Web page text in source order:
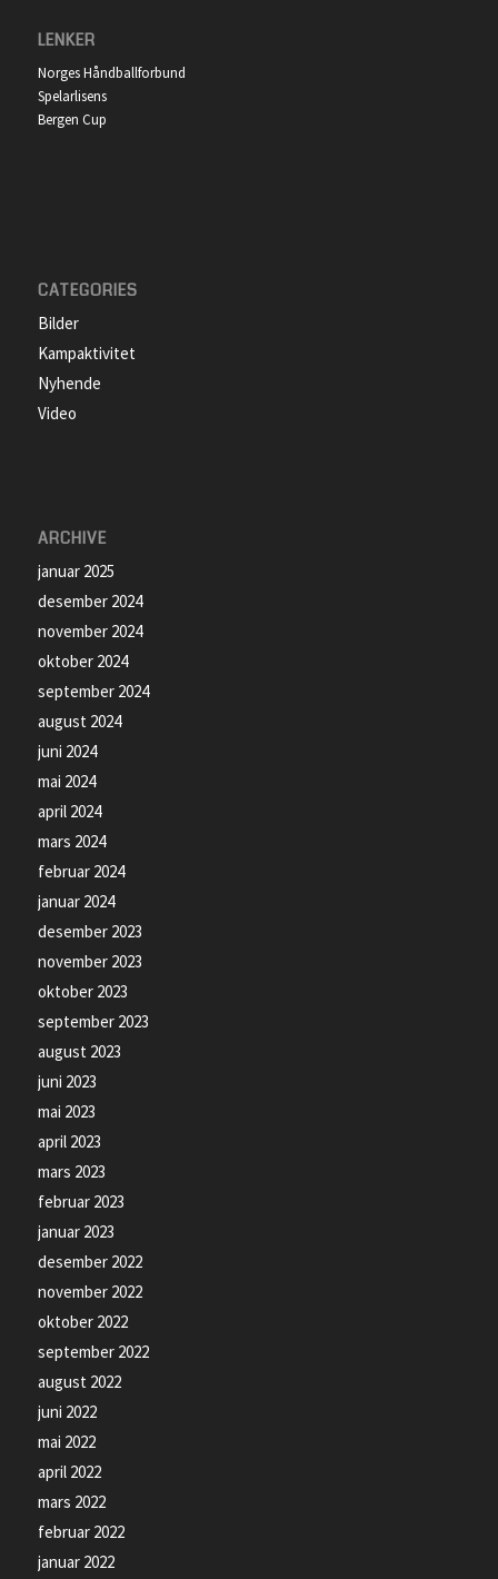
LENKER
Norges Håndballforbund
Spelarlisens
Bergen Cup
CATEGORIES
Bilder
Kampaktivitet
Nyhende
Video
ARCHIVE
januar 2025
desember 2024
november 2024
oktober 2024
september 2024
august 2024
juni 2024
mai 2024
april 2024
mars 2024
februar 2024
januar 2024
desember 2023
november 2023
oktober 2023
september 2023
august 2023
juni 2023
mai 2023
april 2023
mars 2023
februar 2023
januar 2023
desember 2022
november 2022
oktober 2022
september 2022
august 2022
juni 2022
mai 2022
april 2022
mars 2022
februar 2022
januar 2022